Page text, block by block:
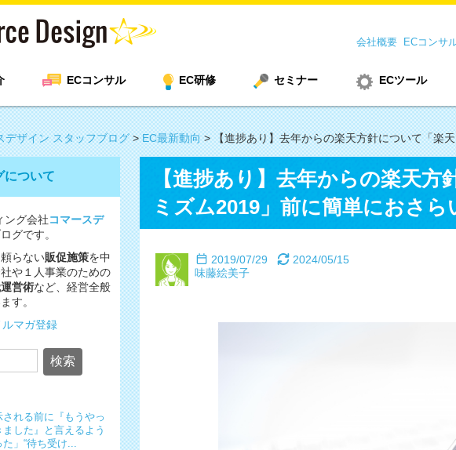
会社概要 ECコンサ
ECコンサル EC研修 セミナー ECツール
デザイン スタッフブログ>EC最新動向>【進捗あり】去年からの楽天方針について「楽
【進捗あり】去年からの楽天
ミズム2019」前に簡単におさら
2019/07/29
2024/05/15
味藤絵美子
について
ング会社コマースデ
グです。
らない販促施策を中
や１人事業のための
営術など、経営全般
す。
される前に『もうやっ
ました』と言えるよう
」“待ち受け...